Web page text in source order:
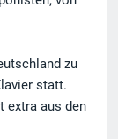
zu
statt.
extra aus den